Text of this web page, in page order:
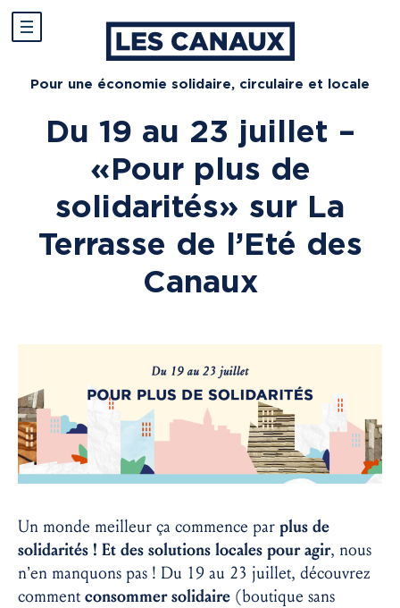
Pour une économie solidaire, circulaire et locale
Du 19 au 23 juillet –
« Pour plus de
solidarités » sur La
Terrasse de l’Eté des
Canaux
Un monde meilleur ça commence par plus de
solidarités ! Et des solutions locales pour agir, nous
n’en manquons pas ! Du 19 au 23 juillet, découvrez
comment consommer solidaire (boutique sans